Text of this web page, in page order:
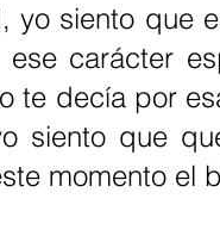
yo siento que
carácter
te decía por
siento que
momento el